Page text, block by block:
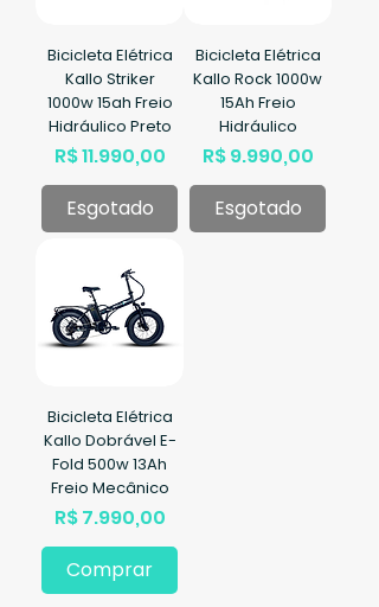
Bicicleta Elétrica
Kallo Striker
1000w 15ah Freio
Hidráulico Preto
Preço
R$ 11.990,00
Esgotado
Bicicleta Elétrica
Kallo Rock 1000w
15Ah Freio
Hidráulico
Preço
R$ 9.990,00
Esgotado
Bicicleta Elétrica
Kallo Dobrável E-
Fold 500w 13Ah
Freio Mecânico
Preço
R$ 7.990,00
Comprar